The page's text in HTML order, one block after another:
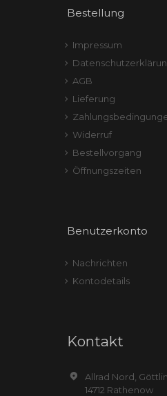
Bestellung
Impressum
AGB
Lieferung
Widerruf
Bestellvorgang
Öffnungszeiten
Benutzerkonto
Nachrichten
Kontodetails
Kontakt
Allrad Nord,
14712 Rathenow